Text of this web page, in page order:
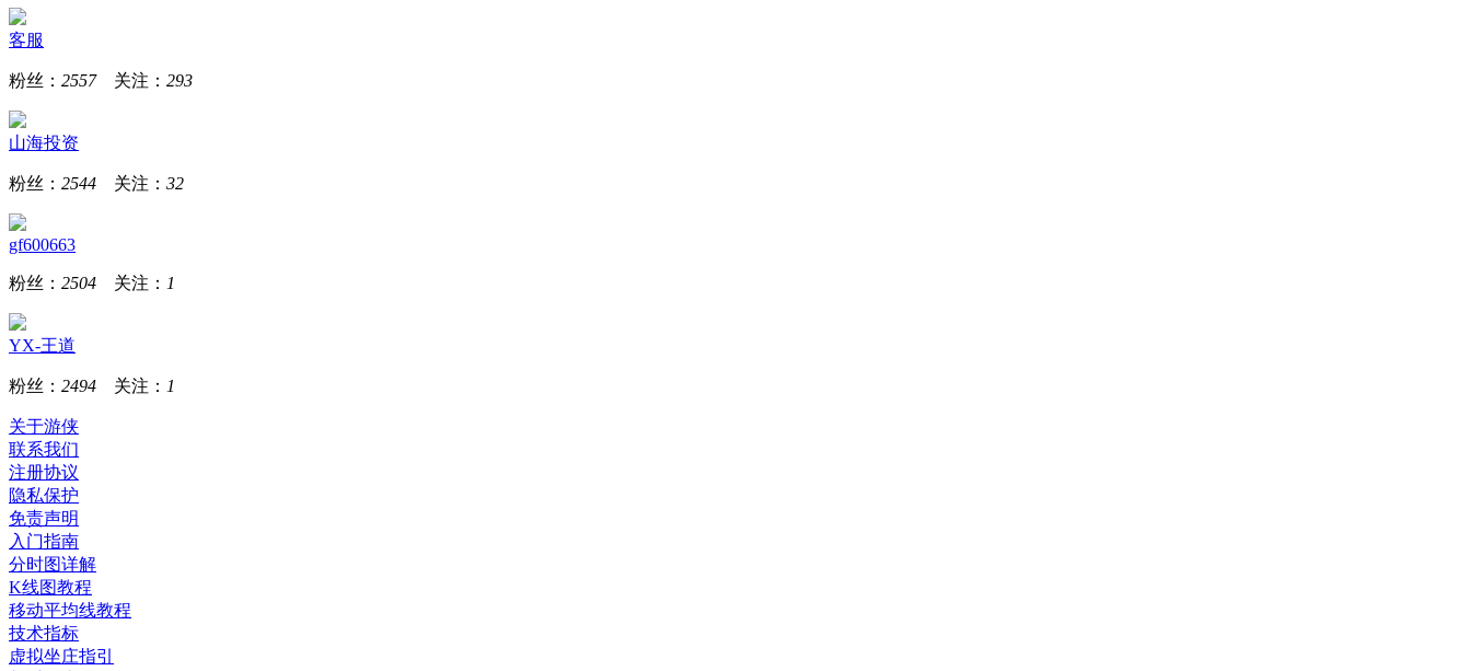
客服
粉丝： 2557关注： 293
山海投资
粉丝： 2544 关注： 32
gf600663
粉丝： 2504 关注： 1
YX-王道
粉丝： 2494 关注： 1
关于游侠
联系我们
注册协议
隐私保护
免责声明
入门指南
分时图详解
K线图教程
移动平均线教程
技术指标
虚拟坐庄指引